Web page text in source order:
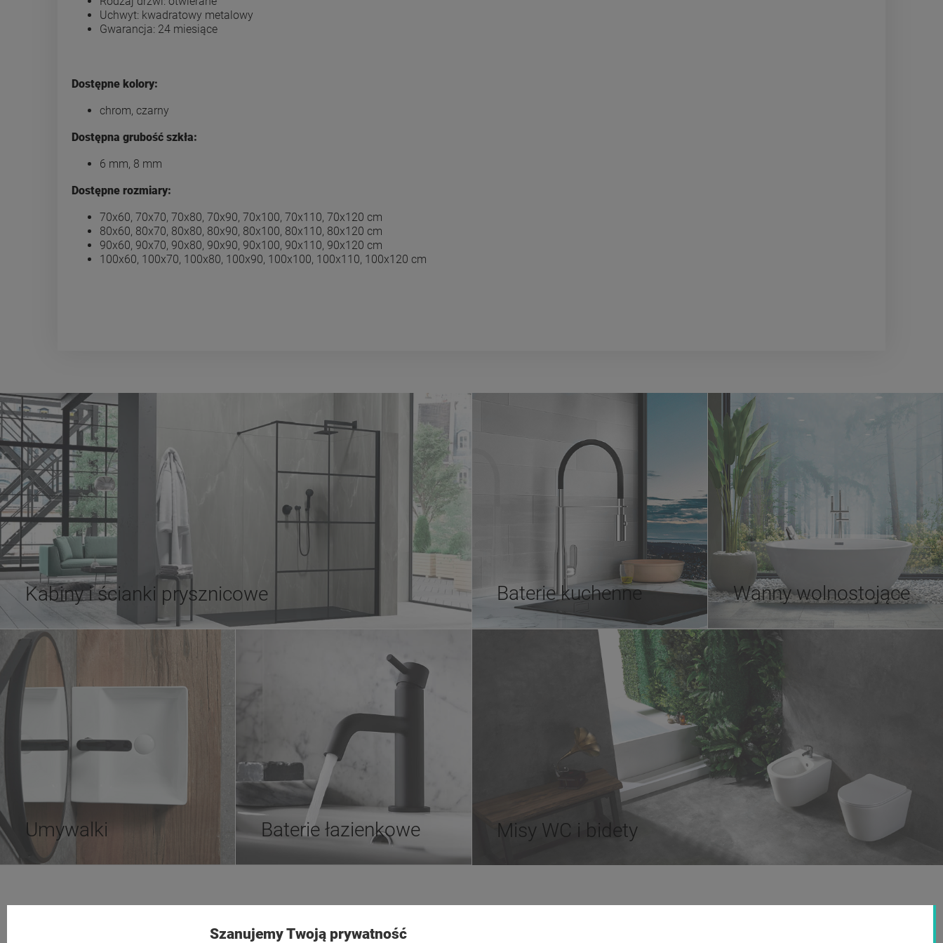
Uchwyt: kwadratowy metalowy
Gwarancja: 24 miesiące
Dostępne kolory:
chrom, czarny
Dostępna grubość szkła:
6 mm, 8 mm
Dostępne rozmiary:
70x60, 70x70, 70x80, 70x90, 70x100, 70x110, 70x120 cm
80x60, 80x70, 80x80, 80x90, 80x100, 80x110, 80x120 cm
90x60, 90x70, 90x80, 90x90, 90x100, 90x110, 90x120 cm
100x60, 100x70, 100x80, 100x90, 100x100, 100x110, 100x120 cm
Kabiny i ścianki prysznicowe Baterie kuchenne Wanny wolnostojące
Misy WC i bidety
Umywalki Baterie łazienkowe
Szanujemy Twoją prywatność